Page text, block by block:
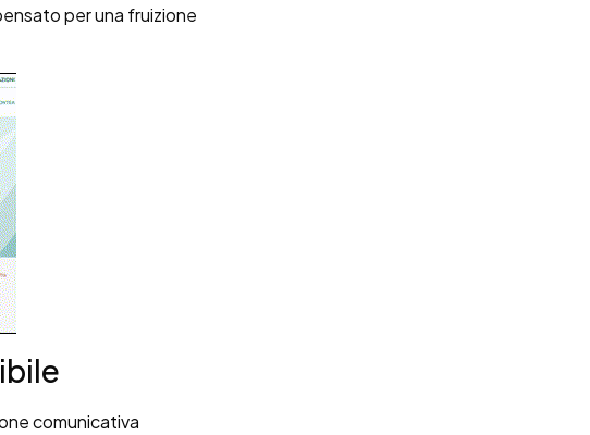
per una fruizione
comunicativa